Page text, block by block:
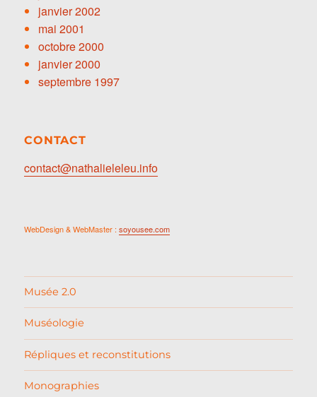
janvier 2002
mai 2001
octobre 2000
janvier 2000
septembre 1997
CONTACT
contact@nathalieleleu.info
WebDesign & WebMaster :soyousee.com
Musée 2.0
Muséologie
Répliques et reconstitutions
Monographies